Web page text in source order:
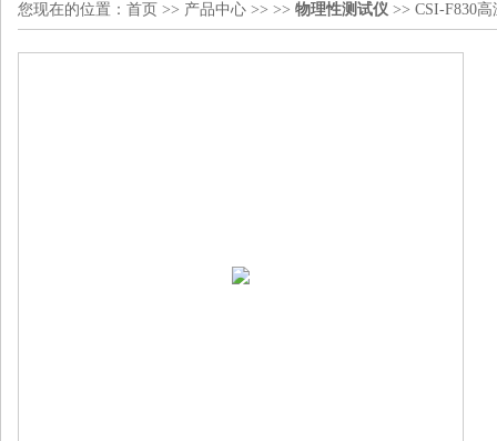
您现在的位置： 首页 >> 产品中心 >> >> 物理性测试仪 >> CSI-F830